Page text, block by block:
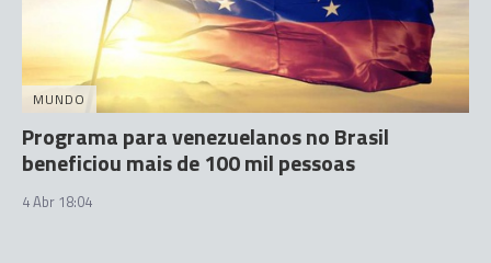
MUNDO
Programa para venezuelanos no Brasil
beneficiou mais de 100 mil pessoas
4 Abr 18:04